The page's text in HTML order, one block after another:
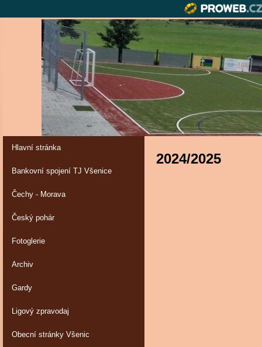
Hlavní stránka
Bankovní spojení TJ Všenice
Čechy - Morava
Český pohár
Fotoglerie
Archiv
Gardy
Ligový zpravodaj
Obecní stránky Všenic
2024/2025